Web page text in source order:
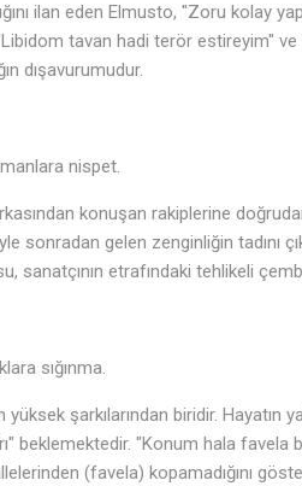
ilan eden Elmusto, "Zoru kolay
"Libidom tavan hadi terör estireyim"
dışavurumudur.
nispet.
konuşan rakiplerine
gelen zenginliğin tadını
sanatçının etrafındaki tehlikeli
sığınma.
şarkılarından biridir. Hayatın
beklemektedir. "Konum hala
(favela) kopamadığını